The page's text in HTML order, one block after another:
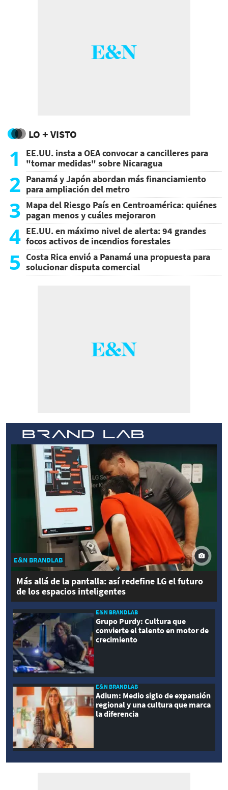
LO + VISTO
1
EE.UU. insta a OEA convocar a cancilleres para
"tomar medidas" sobre Nicaragua
2 Panamá y Japón abordan más financiamiento
para ampliación del metro
3 Mapa del Riesgo País en Centroamérica: quiénes
pagan menos y cuáles mejoraron
4 EE.UU. en máximo nivel de alerta: 94 grandes
focos activos de incendios forestales
5 Costa Rica envió a Panamá una propuesta para
solucionar disputa comercial
E&N BRANDLAB
Más allá de la pantalla: así redefine LG el futuro
de los espacios inteligentes
E&N BRANDLAB
Grupo Purdy: Cultura que
convierte el talento en motor de
crecimiento
E&N BRANDLAB
Adium: Medio siglo de expansión
regional y una cultura que marca
la diferencia